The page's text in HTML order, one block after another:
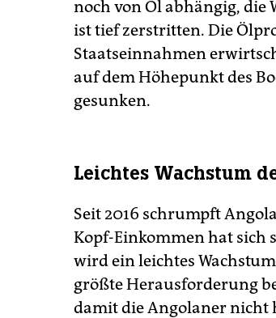
noch von Öl abhängig, die
ist tief zerstritten. Die
Staatseinnahmen
auf dem Höhepunkt des
gesunken.
Leichtes Wachstum
Seit 2016 schrumpft
Kopf-Einkommen hat sich
wird ein leichtes
größte Herausforderung
damit die Angolaner nicht